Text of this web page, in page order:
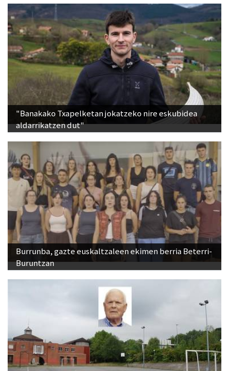
"Banakako Txapelketan jokatzeko nire eskubidea
aldarrikatzen dut"
Burrunba, gazte euskaltzaleen ekimen berria Beterri-
Buruntzan